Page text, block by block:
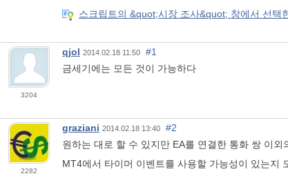
스크립트의 &quot;시장 조사&quot; 창에서 선
3204
qjol 2014.02.18 11:50
#1
금세기에는 모든 것이 가능하다
2282
graziani 2014.02.18 13:40
#2
원하는 대로 할 수 있지만 EA를 연결한 통화 쌍 이
MT4에서 타이머 이벤트를 사용할 가능성이 있는지